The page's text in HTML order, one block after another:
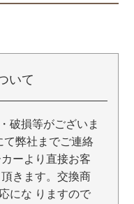
いて
破損等がございま
て弊社までご連絡
ーより直接お客
きます。交換商
にな りますので